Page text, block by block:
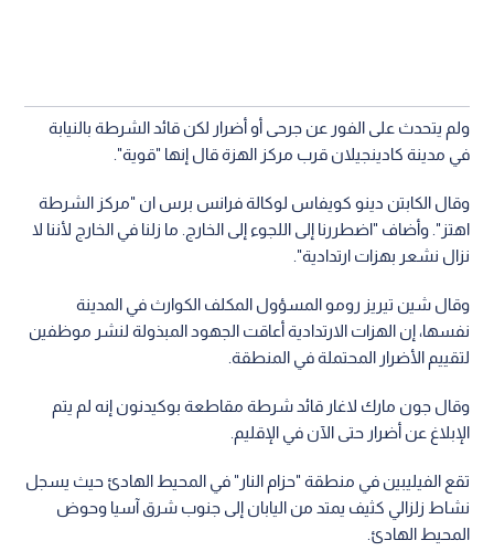
ولم يتحدث على الفور عن جرحى أو أضرار لكن قائد الشرطة بالنيابة
في مدينة كادينجيلان قرب مركز الهزة قال إنها "قوية".
وقال الكابتن دينو كويفاس لوكالة فرانس برس ان "مركز الشرطة
اهتز". وأضاف "اضطررنا إلى اللجوء إلى الخارج. ما زلنا في الخارج لأننا لا
نزال نشعر بهزات ارتدادية".
وقال شين تيريز رومو المسؤول المكلف الكوارث في المدينة
نفسها، إن الهزات الارتدادية أعاقت الجهود المبذولة لنشر موظفين
لتقييم الأضرار المحتملة في المنطقة.
وقال جون مارك لاغار قائد شرطة مقاطعة بوكيدنون إنه لم يتم
الإبلاغ عن أضرار حتى الآن في الإقليم.
تقع الفيليبين في منطقة "حزام النار" في المحيط الهادئ حيث يسجل
نشاط زلزالي كثيف يمتد من اليابان إلى جنوب شرق آسيا وحوض
المحيط الهادئ.